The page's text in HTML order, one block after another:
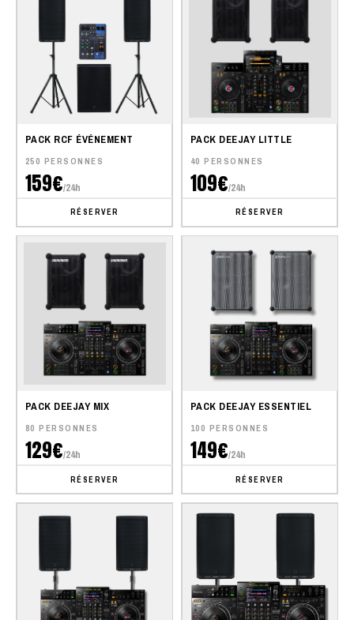
PACK RCF ÉVÉNEMENT
250 PERSONNES
159€/24h
RÉSERVER
PACK DEEJAY LITTLE
40 PERSONNES
109€/24h
RÉSERVER
PACK DEEJAY MIX
80 PERSONNES
129€/24h
RÉSERVER
PACK DEEJAY ESSENTIEL
100 PERSONNES
149€/24h
RÉSERVER